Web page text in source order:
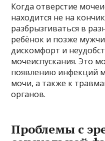
Когда отверстие
находится не на
разбрызгиваться в
ребёнок и позже
дискомфорт и
мочеиспускания. Это
появлению инфекций
мочи, а также к
органов.
Проблемы с